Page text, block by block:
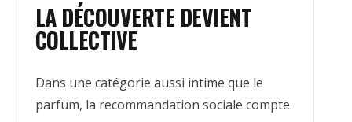
LA DÉCOUVERTE DEVIENT
COLLECTIVE
Dans une catégorie aussi intime que le
parfum, la recommandation sociale compte.